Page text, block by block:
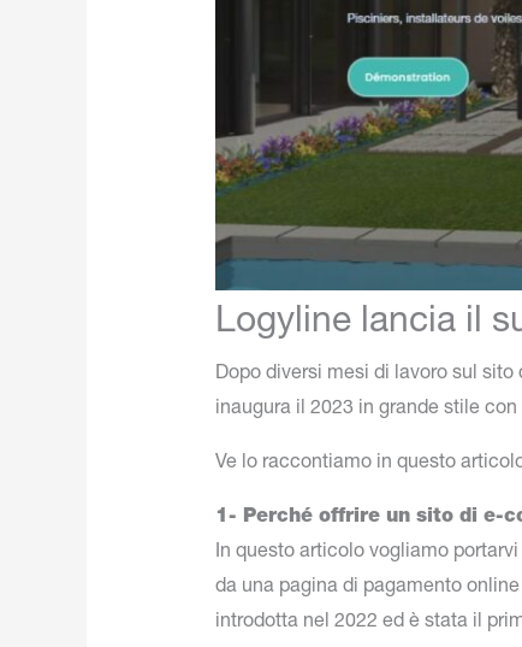
Logyline lancia il
Dopo diversi mesi di lavoro sul
inaugura il 2023 in grande stile
Ve lo raccontiamo in questo
1- Perché offrire un sito di e-
In questo articolo vogliamo
da una pagina di pagamento
introdotta nel 2022 ed è stata il